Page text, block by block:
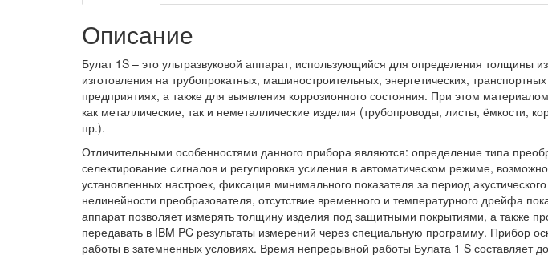
Описание
Булат 1S – это ультразвуковой аппарат, использующийся для определения толщины
изготовления на трубопрокатных, машиностроительных, энергетических,
предприятиях, а также для выявления коррозионного состояния. При этом
как металлические, так и неметаллические изделия (трубопроводы, листы, ёмкости,
пр.).
Отличительными особенностями данного прибора являются: определение типа
селектирование сигналов и регулировка усиления в автоматическом режиме,
установленных настроек, фиксация минимального показателя за период
нелинейности преобразователя, отсутствие временного и температурного дрейфа
аппарат позволяет измерять толщину изделия под защитными покрытиями, а также
передавать в IBM PC результаты измерений через специальную программу. Прибор
работы в затемненных условиях. Время непрерывной работы Булата 1 S составляет